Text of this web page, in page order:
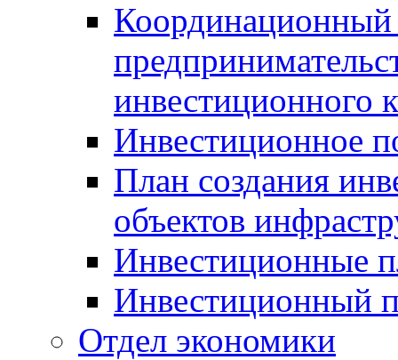
Координационный
инвестиционного
Инвестиционное
План создания
объектов
Инвестиционные
Инвестиционный
Отдел экономики